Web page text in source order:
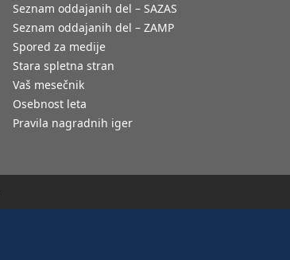
Seznam oddajanih del – SAZAS
Seznam oddajanih del – ZAMP
Spored za medije
Stara spletna stran
Vaš mesečnik
Osebnost leta
Pravila nagradnih iger